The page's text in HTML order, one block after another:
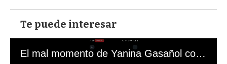
Te puede interesar
El mal momento de Yanina Gasañol con un hincha argentino en "Subrayado"